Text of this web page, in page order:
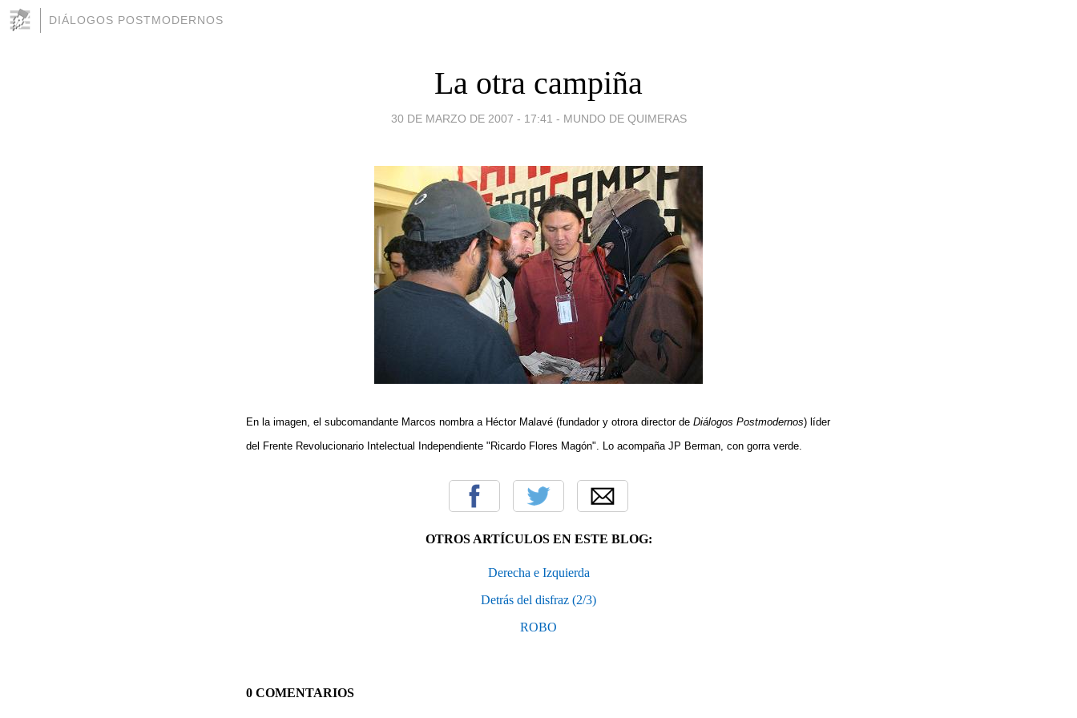
DIÁLOGOS POSTMODERNOS
La otra campiña
30 DE MARZO DE 2007 - 17:41 - MUNDO DE QUIMERAS
En la imagen, el subcomandante Marcos nombra a Héctor Malavé (fundador y otrora director de Diálogos Postmodernos) líder
del Frente Revolucionario Intelectual Independiente "Ricardo Flores Magón". Lo acompaña JP Berman, con gorra verde.
OTROS ARTÍCULOS EN ESTE BLOG:
Derecha e Izquierda
Detrás del disfraz (2/3)
ROBO
0 COMENTARIOS